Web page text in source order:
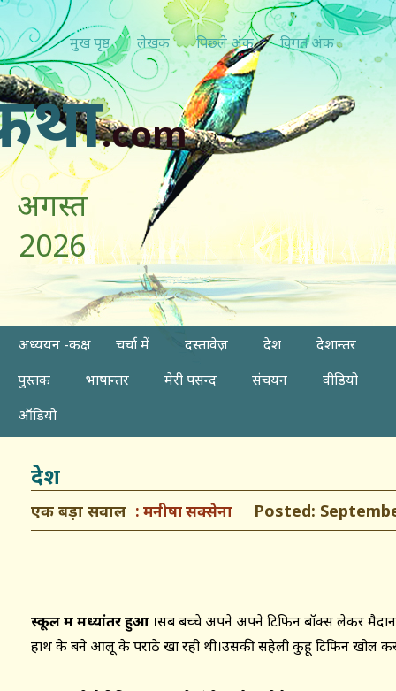
मुख पृष्ठ लेखक पिछ्ले अंक विगत अंक
.com
अगस्त
2026
अध्ययन -कक्ष चर्चा में दस्तावेज़ देश
देशान्तर
पुस्तक
भाषान्तर मेरी पसन्द संचयन
वीडियो
ऑडियो
देश
एक बड़ा सवाल मनीषा सक्सेना Posted:
स्कूल में मध्यांतर हुआ।सब बच्चे अपने अपने टिफिन बॉक्स लेकर मैदान
हाथ के बने आलू के पराठे खा रही थी।उसकी सहेली कुहू टिफिन खोल कर